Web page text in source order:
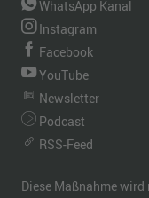
WhatsApp Kanal
Instagram
Facebook
YouTube
Newsletter
Podcast
RSS-Feed
Diese Maßnahme